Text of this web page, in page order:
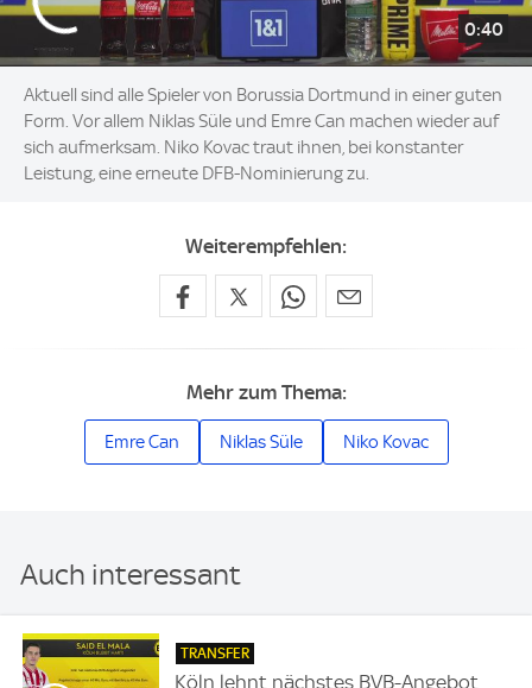
0:40
Aktuell sind alle Spieler von Borussia Dortmund in einer guten
Form. Vor allem Niklas Süle und Emre Can machen wieder auf
sich aufmerksam. Niko Kovac traut ihnen, bei konstanter
Leistung, eine erneute DFB-Nominierung zu.
Weiterempfehlen:
Mehr zum Thema:
Emre Can Niklas Süle Niko Kovac
Auch interessant
TRANSFER
Köln lehnt nächstes BVB-Angebot